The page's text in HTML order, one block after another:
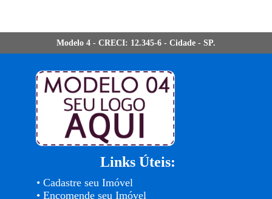
Modelo 4 - CRECI: 12.345-6 - Cidade - SP.
Links Úteis:
• Cadastre seu Imóvel
• Encomende seu Imóvel